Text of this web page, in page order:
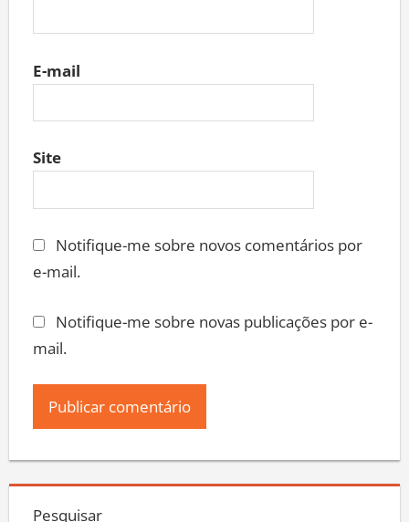
E-mail
Site
Notifique-me sobre novos comentários por
e-mail.
Notifique-me sobre novas publicações por e-
mail.